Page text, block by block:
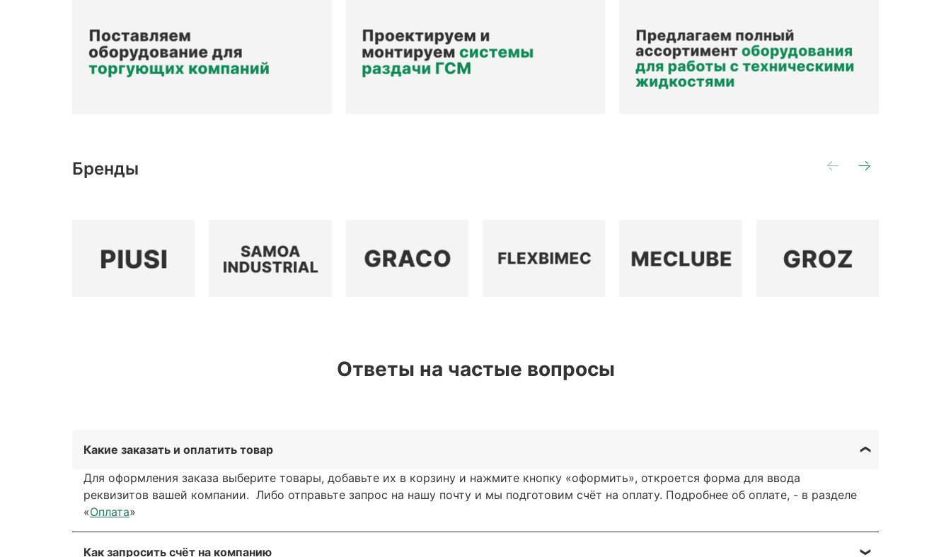
Бренды
Ответы на частые вопросы
Какие заказать и оплатить товар
Для оформления заказа выберите товары, добавьте их в корзину и нажмите кнопку «оформить», откроется форма для ввода
реквизитов вашей компании. Либо отправьте запрос на нашу почту и мы подготовим счёт на оплату. Подробнее об оплате, - в разделе
«Оплата»
Как запросить счёт на компанию